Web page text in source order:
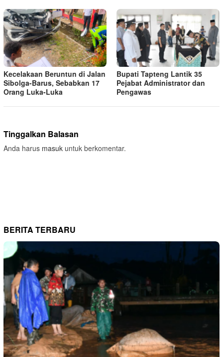
Kecelakaan Beruntun di Jalan
Sibolga-Barus, Sebabkan 17
Orang Luka-Luka
Bupati Tapteng Lantik 35
Pejabat Administrator dan
Pengawas
Tinggalkan Balasan
Anda harus masuk untuk berkomentar.
BERITA TERBARU